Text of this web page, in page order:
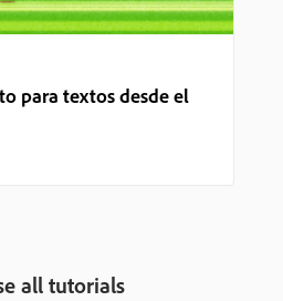
para textos desde el
all tutorials